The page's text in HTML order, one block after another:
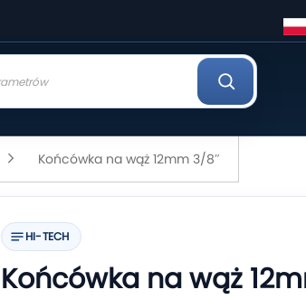
Końcówka na wąż 12mm 3/8″
HI-TECH
Końcówka na wąż